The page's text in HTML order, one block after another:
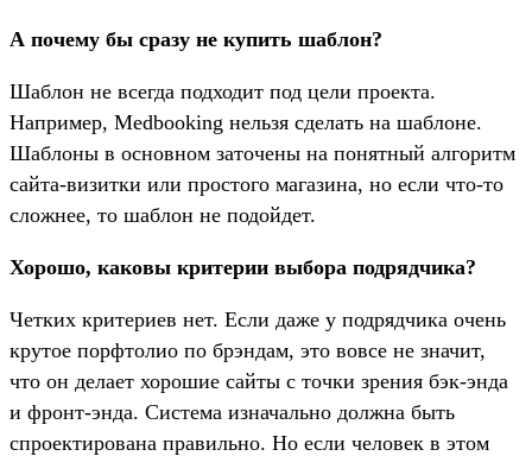
А почему бы сразу не купить шаблон?
Шаблон не всегда подходит под цели проекта.
Например, Medbooking нельзя сделать на шаблоне.
Шаблоны в основном заточены на понятный алгоритм
сайта-визитки или простого магазина, но если что-то
сложнее, то шаблон не подойдет.
Хорошо, каковы критерии выбора подрядчика?
Четких критериев нет. Если даже у подрядчика очень
крутое порфтолио по брэндам, это вовсе не значит,
что он делает хорошие сайты с точки зрения бэк-энда
и фронт-энда. Система изначально должна быть
спроектирована правильно. Но если человек в этом